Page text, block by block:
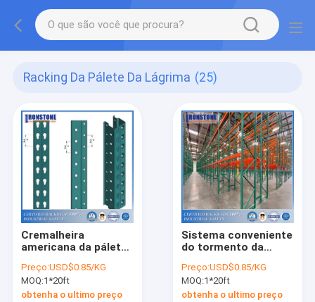
Racking Da Pálete Da Lágrima (25)
Cremalheira
americana da pálete
rotação conservada
em estoque eficiente
do armazém
Preço:USD$0.85/KG
MOQ:1*20ft
obtenha o ultimo preço
Sistema conveniente
do tormento da
instalação para o
armazenamento do
armazém
Preço:USD$0.85/KG
MOQ:1*20ft
obtenha o ultimo preço